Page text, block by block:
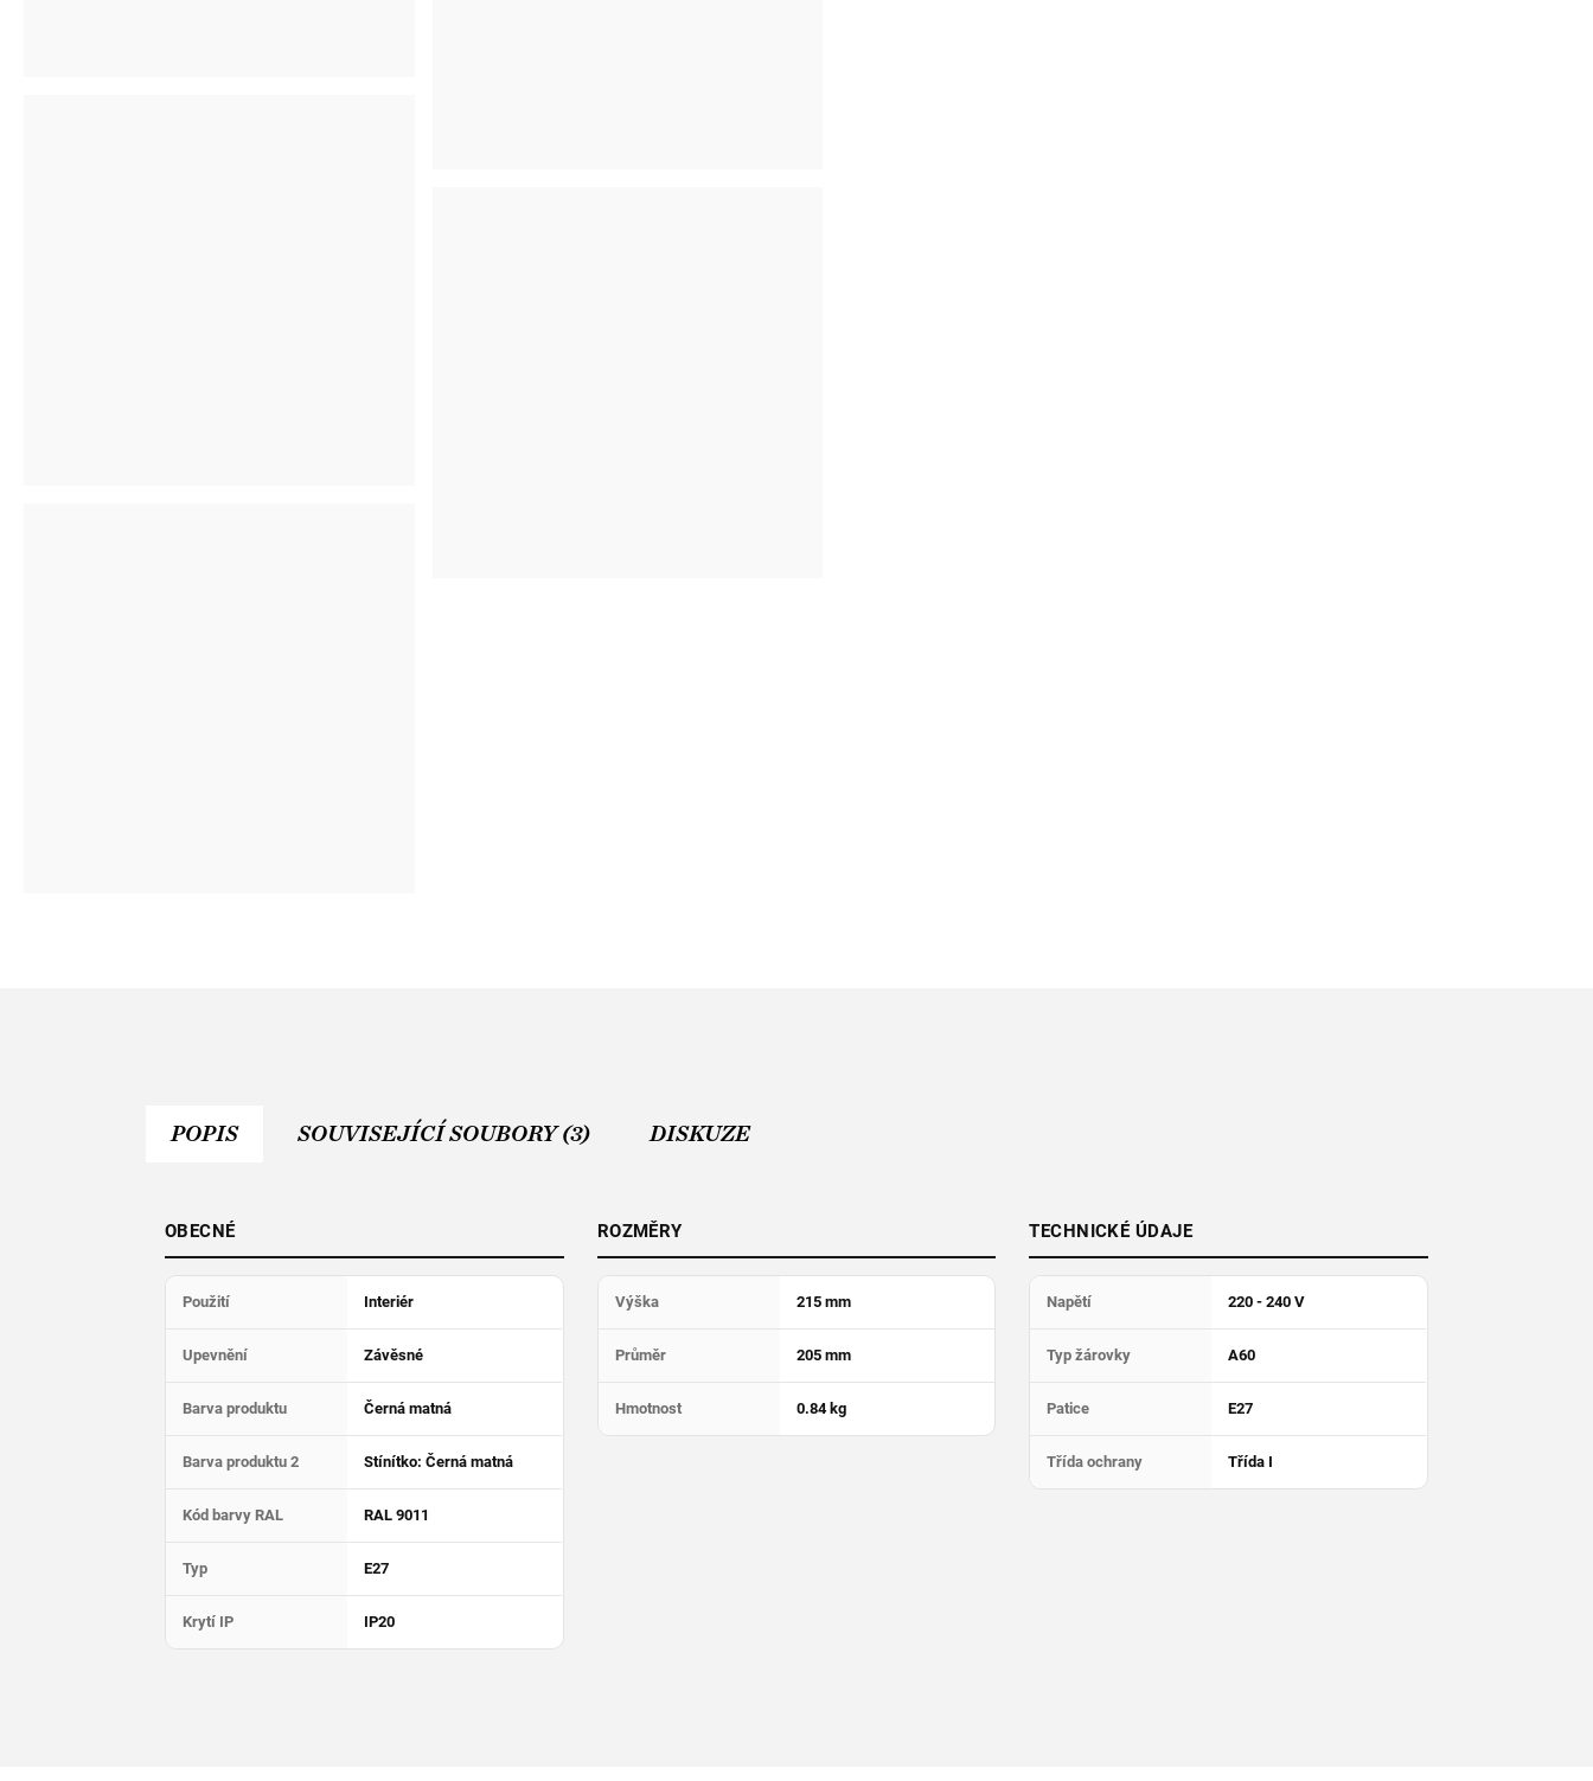
POPIS SOUVISEJÍCÍ SOUBORY (3) DISKUZE
OBECNÉ
Použití Interiér
Upevnění Závěsné
Barva produktu Černá matná
Barva produktu 2 Stínítko: Černá matná
Kód barvy RAL RAL 9011
Typ E27
Krytí IP IP20
ROZMĚRY
Výška 215 mm
Průměr 205 mm
Hmotnost 0.84 kg
TECHNICKÉ ÚDAJE
Napětí 220 - 240 V
Typ žárovky A60
Patice E27
Třída ochrany Třída I